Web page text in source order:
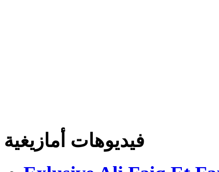
فيديوهات أمازيغية